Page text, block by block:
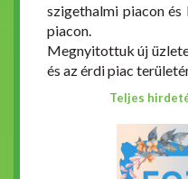
szigethalmi piacon
piacon.
Megnyitottuk új
és az érdi piac
Teljes